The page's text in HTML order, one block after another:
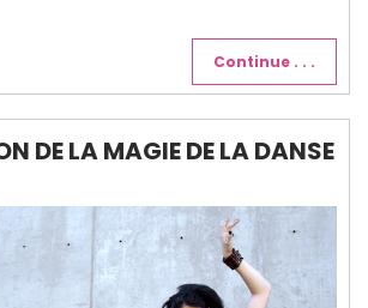
Continue . . .
DE LA MAGIE DE LA DANSE